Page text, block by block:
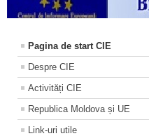
Pagina de start CIE
Despre CIE
Activități CIE
Republica Moldova și UE
Link-uri utile